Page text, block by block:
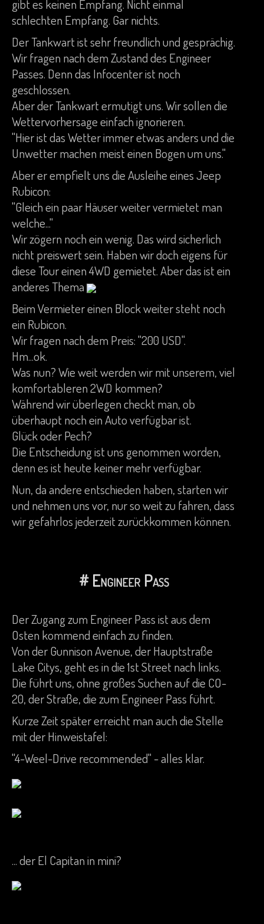
gibt es keinen Empfang. Nicht einmal
schlechten Empfang. Gar nichts.
Der Tankwart ist sehr freundlich und gesprächig.
Wir fragen nach dem Zustand des Engineer
Passes. Denn das Infocenter ist noch
geschlossen.
Aber der Tankwart ermutigt uns. Wir sollen die
Wettervorhersage einfach ignorieren.
"Hier ist das Wetter immer etwas anders und die
Unwetter machen meist einen Bogen um uns."
Aber er empfielt uns die Ausleihe eines Jeep
Rubicon:
"Gleich ein paar Häuser weiter vermietet man
welche..."
Wir zögern noch ein wenig. Das wird sicherlich
nicht preiswert sein. Haben wir doch eigens für
diese Tour einen 4WD gemietet. Aber das ist ein
anderes Thema
Beim Vermieter einen Block weiter steht noch
ein Rubicon.
Wir fragen nach dem Preis: "200 USD".
Hm...ok.
Was nun? Wie weit werden wir mit unserem, viel
komfortableren 2WD kommen?
Während wir überlegen checkt man, ob
überhaupt noch ein Auto verfügbar ist.
Glück oder Pech?
Die Entscheidung ist uns genommen worden,
denn es ist heute keiner mehr verfügbar.
Nun, da andere entschieden haben, starten wir
und nehmen uns vor, nur so weit zu fahren, dass
wir gefahrlos jederzeit zurückkommen können.
# Engineer Pass
Der Zugang zum Engineer Pass ist aus dem
Osten kommend einfach zu finden.
Von der Gunnison Avenue, der Hauptstraße
Lake Citys, geht es in die 1st Street nach links.
Die führt uns, ohne großes Suchen auf die CO-
20, der Straße, die zum Engineer Pass führt.
Kurze Zeit später erreicht man auch die Stelle
mit der Hinweistafel:
"4-Weel-Drive recommended" - alles klar.
... der El Capitan in mini?